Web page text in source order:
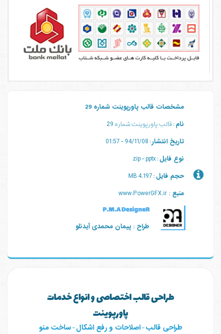
مشخصات قالب پاورپوینت شماره 29
نام : قالب پاورپوینت شماره 29
تاریخ انتشار: 94/11/08 - 01:57
نوع فایل : zip - pptx
حجم فایل : 4.197 MB
منبع : www.PowerGFX.ir
P.M.A DesigneR
طراح : پیمان محمدی آیدنلو
طراحی قالب اختصاصی و انواع خدمات
پاورپوینت
طراحی قالب-اصلاحات و رفع اشکال-ساخت منو